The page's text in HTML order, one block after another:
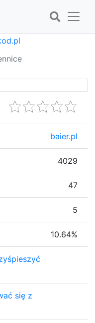
baier.pl
4029
47
5
10.64%
się z